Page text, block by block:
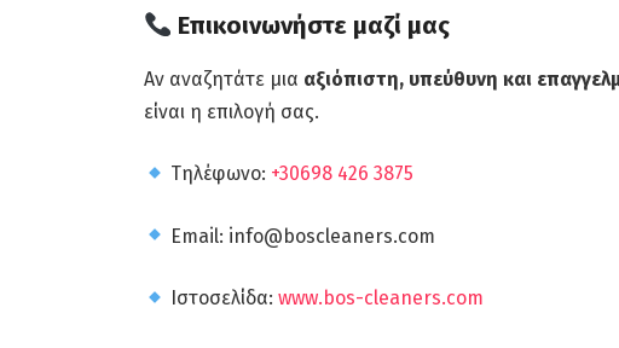
Επικοινωνήστε μαζί μας
Αν αναζητάτε μια αξιόπιστη, υπεύθυνη και
είναι η επιλογή σας.
Τηλέφωνο: +30698 426 3875
Email: info@boscleaners.com
Ιστοσελίδα:www.bos-cleaners.com